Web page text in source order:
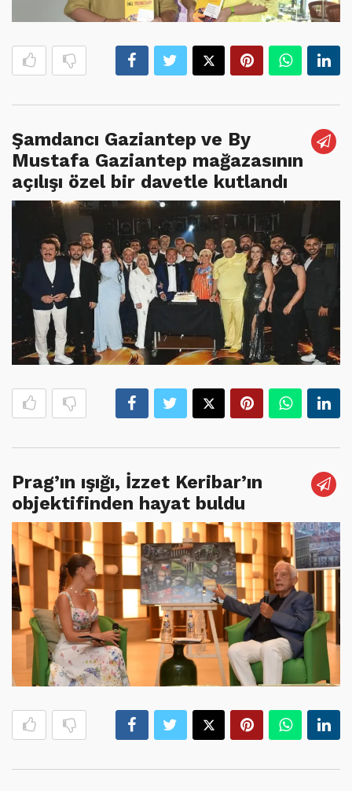
Şamdancı Gaziantep ve By
Mustafa Gaziantep mağazasının
açılışı özel bir davetle kutlandı
Prag’ın ışığı, İzzet Keribar’ın
objektifinden hayat buldu